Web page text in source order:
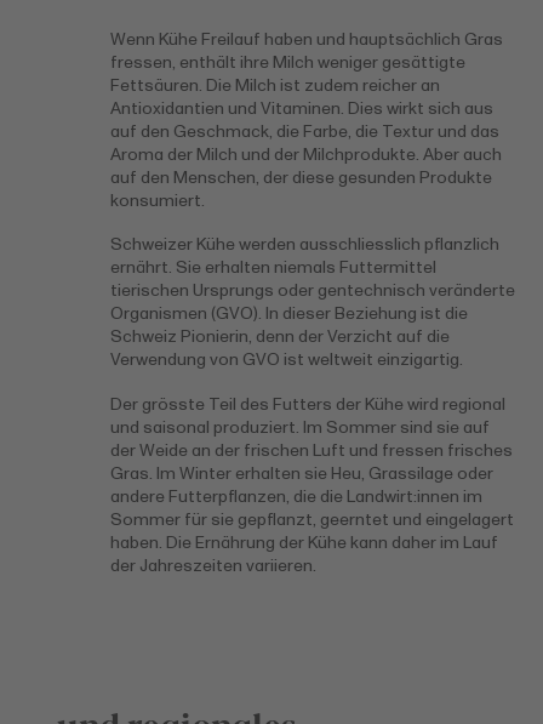
Wenn Kühe Freilauf haben und hauptsächlich Gras
fressen, enthält ihre Milch weniger gesättigte
Fettsäuren. Die Milch ist zudem reicher an
Antioxidantien und Vitaminen. Dies wirkt sich aus
auf den Geschmack, die Farbe, die Textur und das
Aroma der Milch und der Milchprodukte. Aber auch
auf den Menschen, der diese gesunden Produkte
konsumiert.
Schweizer Kühe werden ausschliesslich pflanzlich
ernährt. Sie erhalten niemals Futtermittel
tierischen Ursprungs oder gentechnisch veränderte
Organismen (GVO). In dieser Beziehung ist die
Schweiz Pionierin, denn der Verzicht auf die
Verwendung von GVO ist weltweit einzigartig.
Der grösste Teil des Futters der Kühe wird regional
und saisonal produziert. Im Sommer sind sie auf
der Weide an der frischen Luft und fressen frisches
Gras. Im Winter erhalten sie Heu, Grassilage oder
andere Futterpflanzen, die die Landwirt:innen im
Sommer für sie gepflanzt, geerntet und eingelagert
haben. Die Ernährung der Kühe kann daher im Lauf
der Jahreszeiten variieren.